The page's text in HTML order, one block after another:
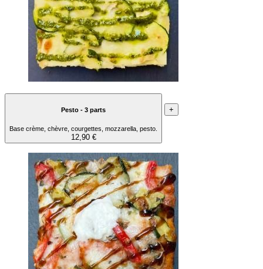
Pesto - 3 parts
Base crème, chèvre, courgettes, mozzarella, pesto.
12,90 €
+